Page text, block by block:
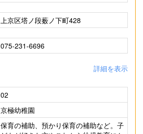
上京区塔ノ段薮ノ下町428
075-231-6696
詳細を表示
02
京極幼稚園
保育の補助、預かり保育の補助など。子